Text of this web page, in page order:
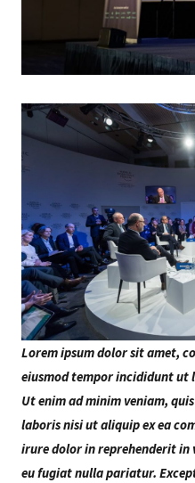
Lorem ipsum dolor sit amet,
eiusmod tempor incididunt ut
Ut enim ad minim veniam,
laboris nisi ut aliquip ex ea
irure dolor in reprehenderit in
eu fugiat nulla pariatur.